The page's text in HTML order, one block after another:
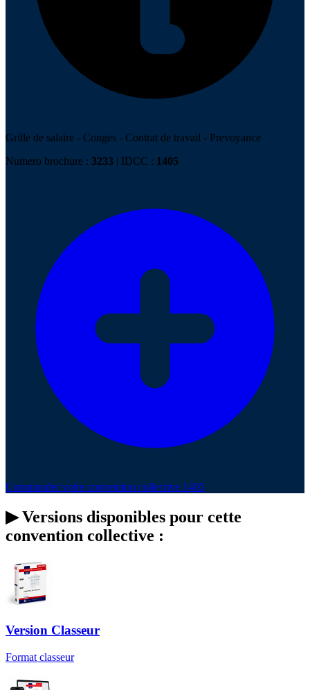
Grille de salaire - Conges - Contrat de travail - Prevoyance
Numero brochure : 3233 | IDCC : 1405
Commander votre convention collective 1405
▶Versions disponibles pour cette
convention collective :
Version Classeur
Format classeur